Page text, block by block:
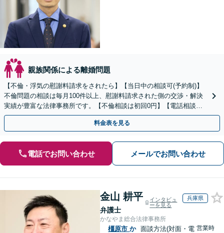
親族関係による離婚問題
【不倫・浮気の慰謝料請求をされたら】【当日中の相談可(予約制)】
不倫問題の相談は毎月100件以上、慰謝料請求された側の交渉・解決
実績が豊富な法律事務所です。【不倫相談は初回0円】【電話相談で
ご契約まで対応可/来所不要】
料金表を見る
電話でお問い合わせ メールでお問い合わせ
金山 耕平
弁護士
インタビュ
ーを見る
兵庫県
かなやま総合法律事務所
橿原市 か 面談方法(対面・電 営業時